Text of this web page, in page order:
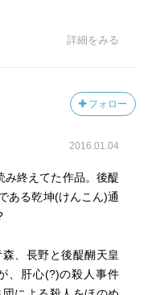
詳細をみる
フォロー
2016.01.04
み終えてた作品。後醍
ある乾坤(けんこん)通
、長野と後醍醐天皇
、肝心(?)の殺人事件